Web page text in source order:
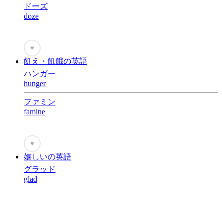
ドーズ
doze
♥
飢え・飢餓の英語
ハンガー
hunger
ファミン
famine
♥
嬉しいの英語
グラッド
glad